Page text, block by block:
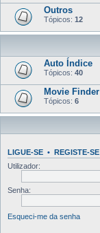
Outros
Tópicos: 12
Auto Índice
Tópicos: 40
Movie Finder
Tópicos: 6
LIGUE-SE • REGISTE-SE
Utilizador:
Senha:
Esqueci-me da senha